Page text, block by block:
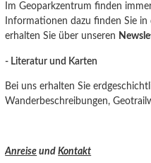
Im Geoparkzentrum finden
Informationen dazu finden Sie
erhalten Sie über unseren
- Literatur und Karten
Bei uns erhalten Sie
Wanderbeschreibungen,
Anreise undKontakt